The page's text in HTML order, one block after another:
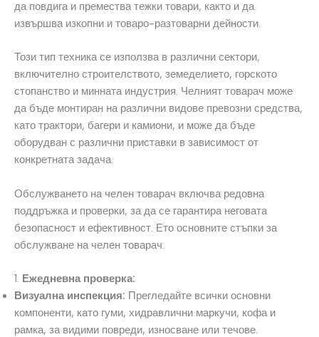
да повдига и премества тежки товари, както и да
извършва изкопни и товаро-разтоварни дейности.
Този тип техника се използва в различни сектори,
включително строителството, земеделието, горското
стопанство и минната индустрия. Челният товарач може
да бъде монтиран на различни видове превозни средства,
като трактори, багери и камиони, и може да бъде
оборудван с различни приставки в зависимост от
конкретната задача.
Обслужването на челен товарач включва редовна
поддръжка и проверки, за да се гарантира неговата
безопасност и ефективност. Ето основните стъпки за
обслужване на челен товарач:
1. Ежедневна проверка:
Визуална инспекция: Прегледайте всички основни
компоненти, като гуми, хидравлични маркучи, кофа и
рамка, за видими повреди, износване или течове.